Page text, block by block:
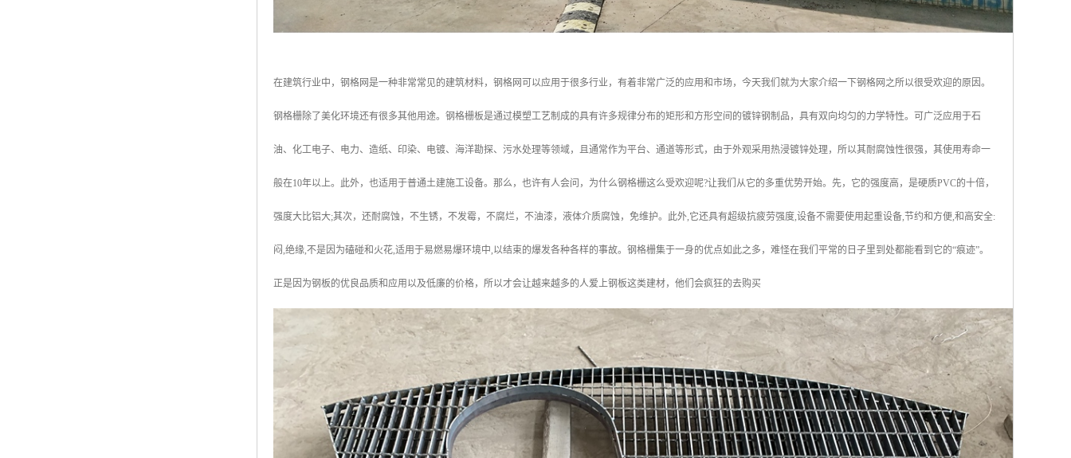
在建筑行业中，钢格网是一种非常常见的建筑材料，钢格网可以应用于很多行业，有着非常广泛的应用和市场，今天我们就为大家介绍一下钢格网之所以很受欢迎的原因。
钢格栅除了美化环境还有很多其他用途。钢格栅板是通过模塑工艺制成的具有许多规律分布的矩形和方形空间的镀锌钢制品，具有双向均匀的力学特性。可广泛应用于石
油、化工电子、电力、造纸、印染、电镀、海洋勘探、污水处理等领域，且通常作为平台、通道等形式，由于外观采用热浸镀锌处理，所以其耐腐蚀性很强，其使用寿命一
般在10年以上。此外，也适用于普通土建施工设备。那么，也许有人会问，为什么钢格栅这么受欢迎呢?让我们从它的多重优势开始。先，它的强度高，是硬质PVC的十倍，
强度大比铝大;其次，还耐腐蚀，不生锈，不发霉，不腐烂，不油漆，液体介质腐蚀，免维护。此外,它还具有超级抗疲劳强度,设备不需要使用起重设备,节约和方便,和高安全:
闷,绝缘,不是因为磕碰和火花,适用于易燃易爆环境中,以结束的爆发各种各样的事故。钢格栅集于一身的优点如此之多，难怪在我们平常的日子里到处都能看到它的“痕迹”。
正是因为钢板的优良品质和应用以及低廉的价格，所以才会让越来越多的人爱上钢板这类建材，他们会疯狂的去购买